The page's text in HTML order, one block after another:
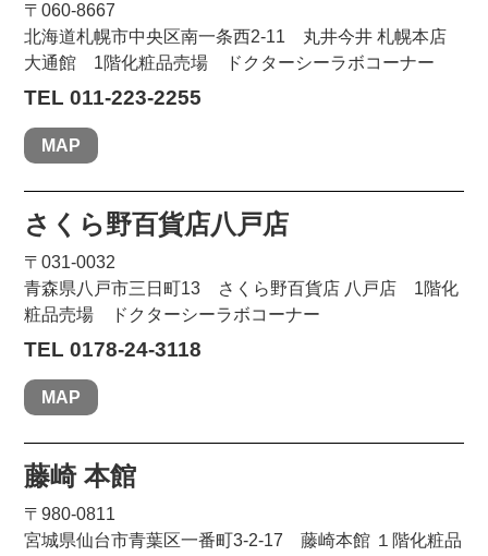
〒060-8667
北海道札幌市中央区南一条西2-11 丸井今井 札幌本店
大通館 1階化粧品売場 ドクターシーラボコーナー
TEL 011-223-2255
MAP
さくら野百貨店八戸店
〒031-0032
青森県八戸市三日町13 さくら野百貨店 八戸店 1階化
粧品売場 ドクターシーラボコーナー
TEL 0178-24-3118
MAP
藤崎 本館
〒980-0811
宮城県仙台市青葉区一番町3-2-17 藤崎本館 １階化粧品